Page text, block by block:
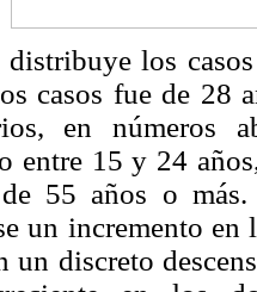
distribuye los
casos fue de 28
en números
entre 15 y 24
55 años o
un incremento
un discreto